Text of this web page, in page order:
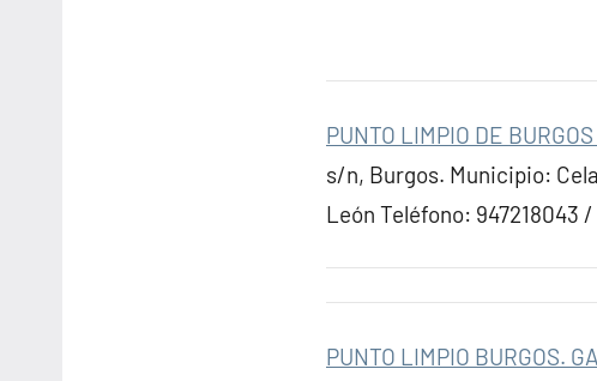
PUNTO LIMPIO DE
s/n, Burgos. Municipio:
León Teléfono: 947218043
PUNTO LIMPIO BURGOS.